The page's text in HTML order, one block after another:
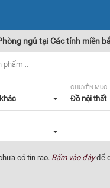
ngủ tại Các tỉnh miền
CHUYÊN MỤC
Đồ nội thất
có tin rao. Bấm vào đâyđể